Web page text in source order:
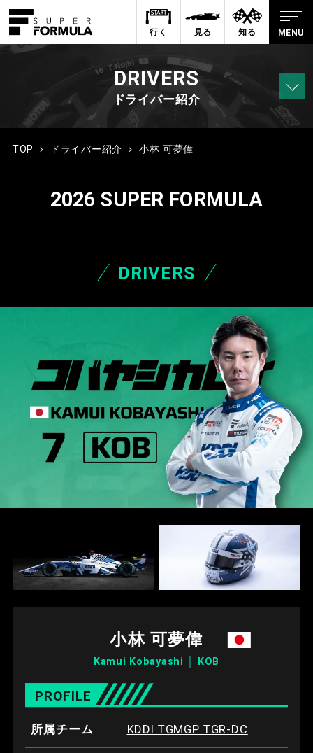
行く 見る 知る
DRIVERS
ドライバー紹介
TOP ドライバー紹介 小林 可夢偉
2026 SUPER FORMULA
DRIVERS
小林 可夢偉
Kamui Kobayashi │ KOB
PROFILE
所属チーム KDDI TGMGP TGR-DC